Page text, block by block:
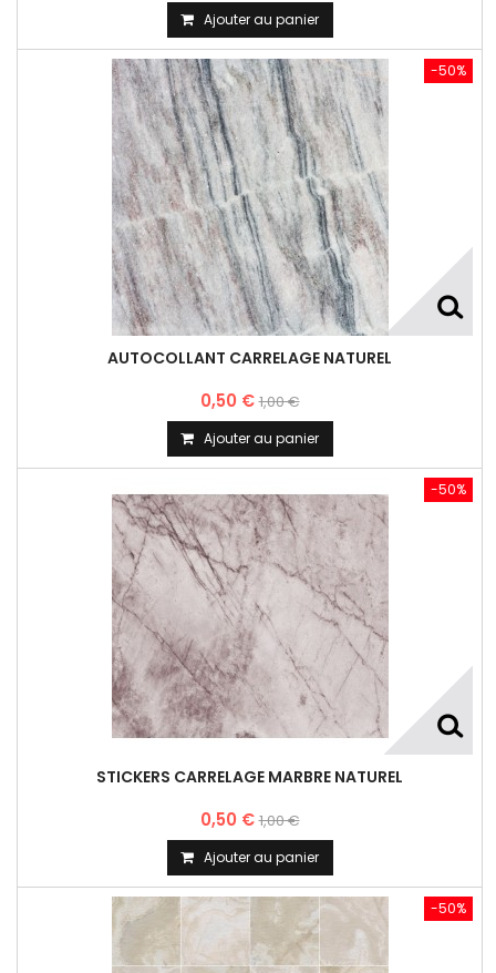
Ajouter au panier
AUTOCOLLANT CARRELAGE NATUREL
0,50 €1,00 €
-50%
Ajouter au panier
STICKERS CARRELAGE MARBRE NATUREL
0,50 €1,00 €
-50%
Ajouter au panier
-50%